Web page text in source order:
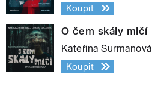
Koupit
O čem skály mlčí
Kateřina Surmanová
Koupit